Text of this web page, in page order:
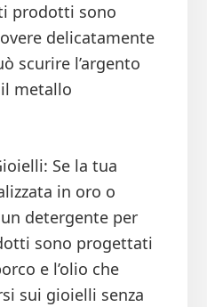
prodotti sono
delicatamente
scurire l’argento
metallo
Se la tua
in oro o
detergente per
sono progettati
e l’olio che
sui gioielli senza